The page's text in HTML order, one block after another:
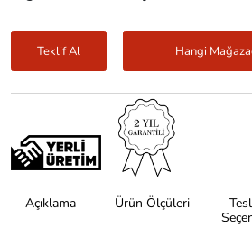
Teklif Al Hangi
Açıklama Ürün Ölçüleri